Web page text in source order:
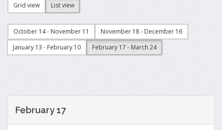
Grid view List view
October 14 - November 11
November 18 - December 16
January 13 - February 10
February 17 - March 24
February 17